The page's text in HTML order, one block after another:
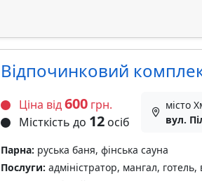
Відпочинковий
Ціна від600грн.
Місткість до 12осіб
місто
вул.
Парна: руська баня, фінська сауна
Послуги: адміністратор, мангал,